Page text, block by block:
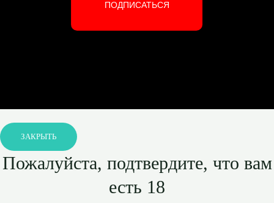
ПОДПИСАТЬСЯ
ЗАКРЫТЬ
Пожалуйста, подтвердите, что вам
есть 18